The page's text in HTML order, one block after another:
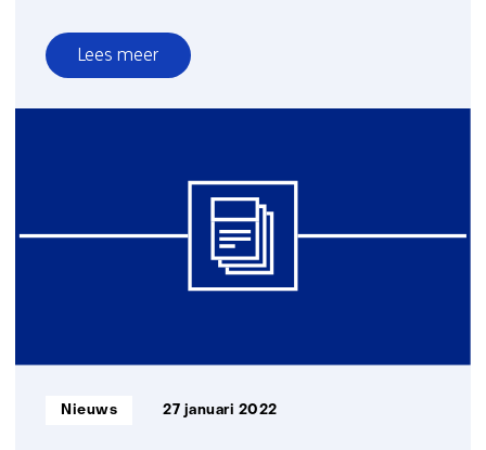
Lees meer
over
Plastic
waarde
projecten
Informatietype:
Nieuws 27 januari 2022